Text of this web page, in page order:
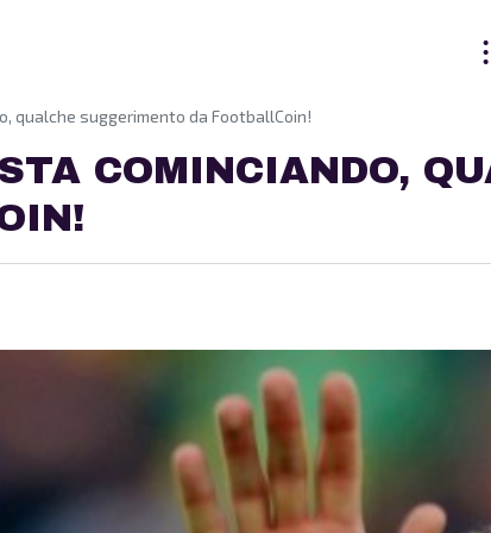
qualche suggerimento da FootballCoin!
COMINCIANDO,